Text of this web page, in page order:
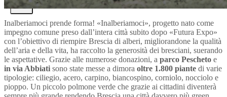
X
Inalberiamoci prende forma! «Inalberiamoci», progetto nato come
impegno comune preso dall’intera città subito dopo «Futura Expo»
con l’obiettivo di riempire Brescia di alberi, migliorandone la qualità
dell’aria e della vita, ha raccolto la generosità dei bresciani, suerando
le aspettative. Grazie alle numerose donazioni, a parco Pescheto e
in via Abbiati sono state messe a dimora oltre 1.800 piante di varie
tipologie: ciliegio, acero, carpino, biancospino, corniolo, nocciolo e
pioppo. Un piccolo polmone verde che grazie ai cittadini diventerà